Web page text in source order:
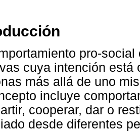
pro-
cuya intención está
más allá de uno
incluye
cooperar, dar o
desde diferentes